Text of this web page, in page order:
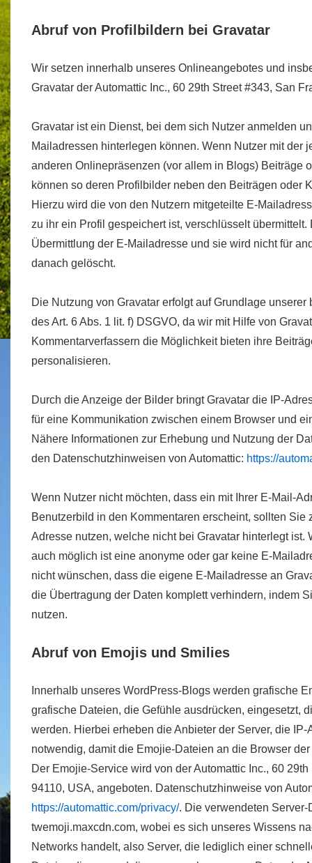
Abruf von Profilbildern bei Gravatar
Wir setzen innerhalb unseres Onlineangebotes und
Gravatar der Automattic Inc., 60 29th Street #343, San
Gravatar ist ein Dienst, bei dem sich Nutzer anmelden
Mailadressen hinterlegen können. Wenn Nutzer mit der
anderen Onlinepräsenzen (vor allem in Blogs) Beiträge
können so deren Profilbilder neben den Beiträgen oder
Hierzu wird die von den Nutzern mitgeteilte E-
zu ihr ein Profil gespeichert ist, verschlüsselt
Übermittlung der E-Mailadresse und sie wird nicht für
danach gelöscht.
Die Nutzung von Gravatar erfolgt auf Grundlage
des Art. 6 Abs. 1 lit. f) DSGVO, da wir mit Hilfe von
Kommentarverfassern die Möglichkeit bieten ihre
personalisieren.
Durch die Anzeige der Bilder bringt Gravatar die IP-
für eine Kommunikation zwischen einem Browser und
Nähere Informationen zur Erhebung und Nutzung der
den Datenschutzhinweisen von Automattic: https://
Wenn Nutzer nicht möchten, dass ein mit Ihrer E-Mail-
Benutzerbild in den Kommentaren erscheint, sollten Sie
Adresse nutzen, welche nicht bei Gravatar hinterlegt ist.
auch möglich ist eine anonyme oder gar keine E-
nicht wünschen, dass die eigene E-Mailadresse an
die Übertragung der Daten komplett verhindern, indem
nutzen.
Abruf von Emojis und Smilies
Innerhalb unseres WordPress-Blogs werden grafische
grafische Dateien, die Gefühle ausdrücken, eingesetzt,
werden. Hierbei erheben die Anbieter der Server, die
notwendig, damit die Emojie-Dateien an die Browser
Der Emojie-Service wird von der Automattic Inc., 60
94110, USA, angeboten. Datenschutzhinweise von
https://automattic.com/privacy/. Die verwendeten
twemoji.maxcdn.com, wobei es sich unseres Wissens
Networks handelt, also Server, die lediglich einer